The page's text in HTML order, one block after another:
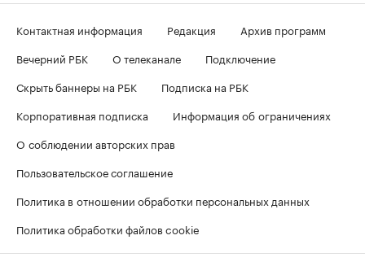
Контактная информация Редакция
Архив программ
Вечерний РБК
О телеканале
Подключение
Скрыть баннеры на РБК
Подписка на РБК
Корпоративная подписка
Информация об ограничениях
О соблюдении авторских прав
Пользовательское соглашение
Политика в отношении обработки персональных данных
Политика обработки файлов cookie